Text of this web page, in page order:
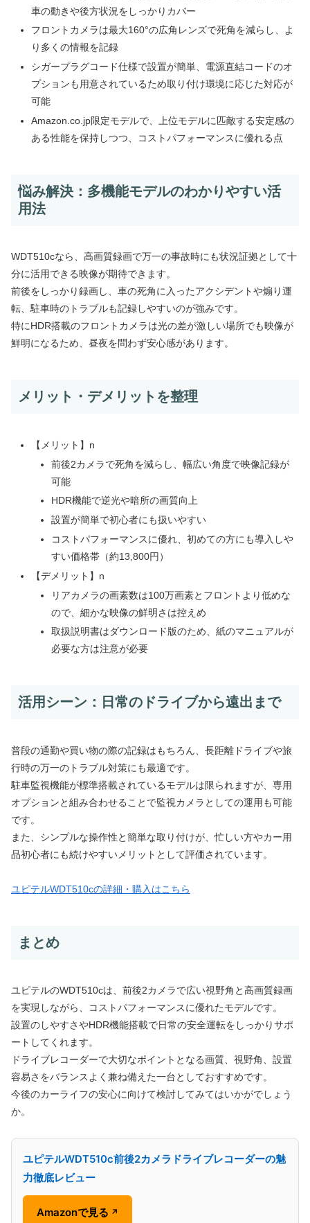
車の動きや後方状況をしっかりカバー
フロントカメラは最大160°の広角レンズで死角を減らし、よ
り多くの情報を記録
シガープラグコード仕様で設置が簡単、電源直結コードのオ
プションも用意されているため取り付け環境に応じた対応が
可能
Amazon.co.jp限定モデルで、上位モデルに匹敵する安定感の
ある性能を保持しつつ、コストパフォーマンスに優れる点
悩み解決：多機能モデルのわかりやすい活
用法
WDT510cなら、高画質録画で万一の事故時にも状況証拠として十
分に活用できる映像が期待できます。
前後をしっかり録画し、車の死角に入ったアクシデントや煽り運
転、駐車時のトラブルも記録しやすいのが強みです。
特にHDR搭載のフロントカメラは光の差が激しい場所でも映像が
鮮明になるため、昼夜を問わず安心感があります。
メリット・デメリットを整理
【メリット】n
前後2カメラで死角を減らし、幅広い角度で映像記録が
可能
HDR機能で逆光や暗所の画質向上
設置が簡単で初心者にも扱いやすい
コストパフォーマンスに優れ、初めての方にも導入しや
すい価格帯（約13,800円）
【デメリット】n
リアカメラの画素数は100万画素とフロントより低めな
ので、細かな映像の鮮明さは控えめ
取扱説明書はダウンロード版のため、紙のマニュアルが
必要な方は注意が必要
活用シーン：日常のドライブから遠出まで
普段の通勤や買い物の際の記録はもちろん、長距離ドライブや旅
行時の万一のトラブル対策にも最適です。
駐車監視機能が標準搭載されているモデルは限られますが、専用
オプションと組み合わせることで監視カメラとしての運用も可能
です。
また、シンプルな操作性と簡単な取り付けが、忙しい方やカー用
品初心者にも続けやすいメリットとして評価されています。
ユピテルWDT510cの詳細・購入はこちら
まとめ
ユピテルのWDT510cは、前後2カメラで広い視野角と高画質録画
を実現しながら、コストパフォーマンスに優れたモデルです。
設置のしやすさやHDR機能搭載で日常の安全運転をしっかりサポ
ートしてくれます。
ドライブレコーダーで大切なポイントとなる画質、視野角、設置
容易さをバランスよく兼ね備えた一台としておすすめです。
今後のカーライフの安心に向けて検討してみてはいかがでしょう
か。
ユピテルWDT510c前後2カメラドライブレコーダーの魅
力徹底レビュー
Amazonで見る ↗